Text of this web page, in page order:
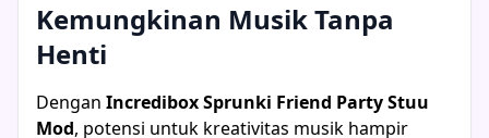
Kemungkinan Musik Tanpa
Henti
Dengan Incredibox Sprunki Friend Party Stuu
Mod, potensi untuk kreativitas musik hampir